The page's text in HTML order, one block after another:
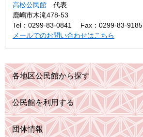
高松公民館
代表
鹿嶋市木滝478-53
Tel：0299-83-0841
Fax：0299-83-9185
メールでのお問い合わせはこちら
各地区公民館から探す
公民館を利用する
団体情報